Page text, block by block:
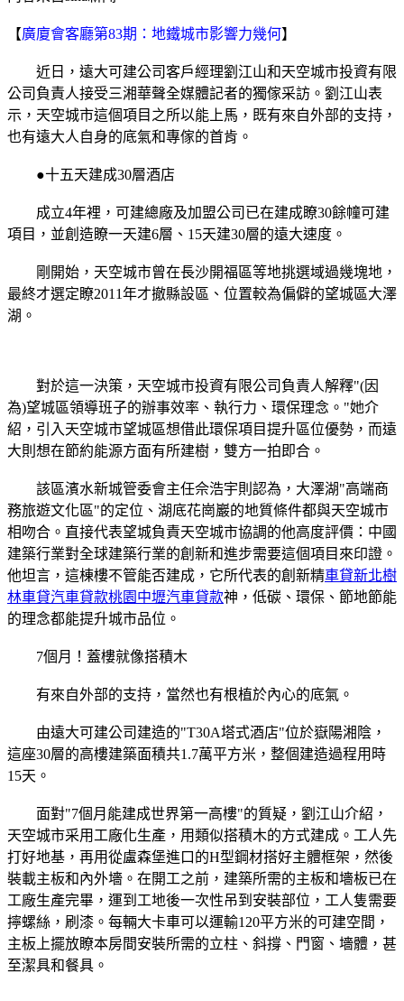
【廣廈會客廳第83期：地鐵城市影響力幾何】
近日，遠大可建公司客戶經理劉江山和天空城市投資有限
公司負責人接受三湘華聲全媒體記者的獨傢采訪。劉江山表
示，天空城市這個項目之所以能上馬，既有來自外部的支持，
也有遠大人自身的底氣和專傢的首肯。
●十五天建成30層酒店
成立4年裡，可建總廠及加盟公司已在建成瞭30餘幢可建
項目，並創造瞭一天建6層、15天建30層的遠大速度。
剛開始，天空城市曾在長沙開福區等地挑選域過幾塊地，
最終才選定瞭2011年才撤縣設區、位置較為偏僻的望城區大澤
湖。
對於這一決策，天空城市投資有限公司負責人解釋"(因
為)望城區領導班子的辦事效率、執行力、環保理念。"她介
紹，引入天空城市望城區想借此環保項目提升區位優勢，而遠
大則想在節約能源方面有所建樹，雙方一拍即合。
該區濱水新城管委會主任佘浩宇則認為，大澤湖"高端商
務旅遊文化區"的定位、湖底花崗巖的地質條件都與天空城市
相吻合。直接代表望城負責天空城市協調的他高度評價：中國
建築行業對全球建築行業的創新和進步需要這個項目來印證。
他坦言，這棟樓不管能否建成，它所代表的創新精車貸新北樹
林車貸汽車貸款桃園中壢汽車貸款神，低碳、環保、節地節能
的理念都能提升城市品位。
7個月！蓋樓就像搭積木
有來自外部的支持，當然也有根植於內心的底氣。
由遠大可建公司建造的"T30A塔式酒店"位於嶽陽湘陰，
這座30層的高樓建築面積共1.7萬平方米，整個建造過程用時
15天。
面對"7個月能建成世界第一高樓"的質疑，劉江山介紹，
天空城市采用工廠化生產，用類似搭積木的方式建成。工人先
打好地基，再用從盧森堡進口的H型鋼材搭好主體框架，然後
裝載主板和內外墻。在開工之前，建築所需的主板和墻板已在
工廠生產完畢，運到工地後一次性吊到安裝部位，工人隻需要
擰螺絲，刷漆。每輛大卡車可以運輸120平方米的可建空間，
主板上擺放瞭本房間安裝所需的立柱、斜撐、門窗、墻體，甚
至潔具和餐具。